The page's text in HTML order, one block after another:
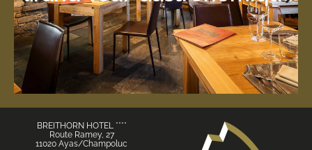
Grand Tour Gastronomique
Quatre dîners, quatre lieux : voulez-vous
découvrir l'histoire de notre terre, son âme
vivante et ses saveurs ?
BREITHORN HOTEL ****
Route Ramey, 27
11020 Ayas/Champoluc